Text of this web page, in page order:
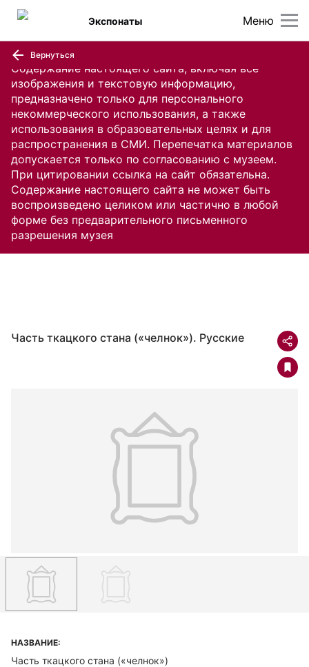
Содержание настоящего сайта, включая все
изображения и текстовую информацию,
предназначено только для персонального
некоммерческого использования, а также
использования в образовательных целях и для
распространения в СМИ. Перепечатка материалов
допускается только по согласованию с музеем.
При цитировании ссылка на сайт обязательна.
Содержание настоящего сайта не может быть
воспроизведено целиком или частично в любой
форме без предварительного письменного
разрешения музея
Меню
Экспонаты
Вернуться
Часть ткацкого стана («челнок»). Русские
НАЗВАНИЕ:
Часть ткацкого стана («челнок»)